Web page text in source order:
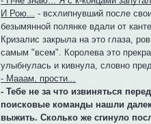
И Рою...
- всхлипнувший после
безымянной полянке вдали от
Кризалис закрыла на это глаза,
самым "всем". Королева это
улыбнулась и кивнула, словно
- Мааам, прости...
- Тебе не за что извиняться
поисковые команды нашли
выжить. Сколько же сгинуло